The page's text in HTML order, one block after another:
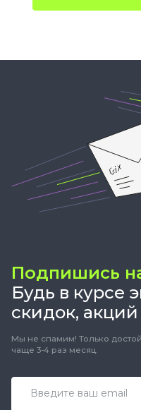
Подпишись
Будь в курсе
скидок,
Мы не спамим! Только
чаще 3-4 раз месяц.